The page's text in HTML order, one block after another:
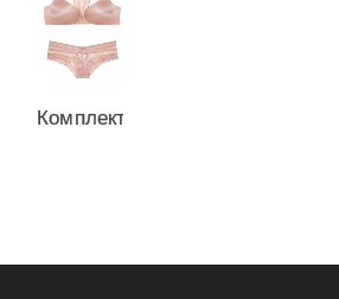
Комплект